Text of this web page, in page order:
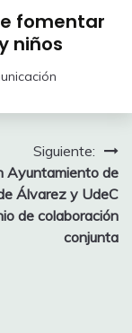
fomentar
niños
Siguiente:
Ayuntamiento de
Álvarez y UdeC
de colaboración
conjunta